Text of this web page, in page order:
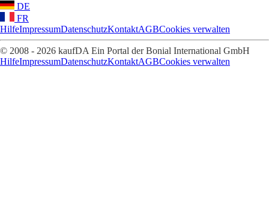
DE
FR
HilfeImpressumDatenschutzKontaktAGBCookies verwalten
© 2008 - 2026 kaufDA Ein Portal der Bonial International GmbH
HilfeImpressumDatenschutzKontaktAGBCookies verwalten